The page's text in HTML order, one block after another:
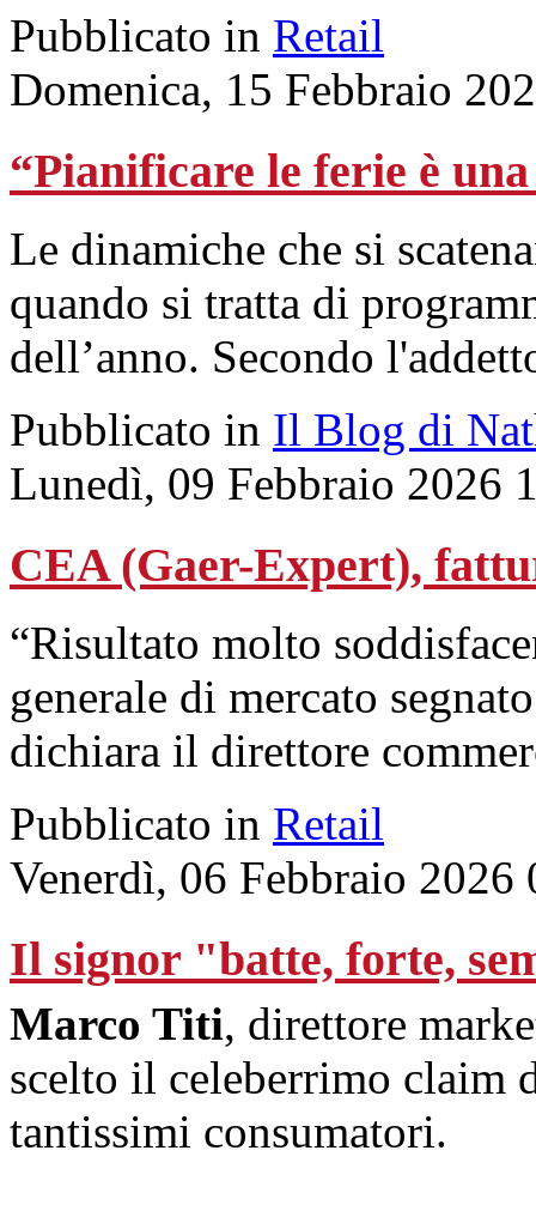
Pubblicato in Retail
Domenica, 15 Febbraio
“Pianificare le ferie è
Le dinamiche che si
quando si tratta di
dell’anno. Secondo
Pubblicato in Il Blog di
Lunedì, 09 Febbraio 2026
CEA (Gaer-Expert),
“Risultato molto
generale di mercato
dichiara il direttore
Pubblicato in Retail
Venerdì, 06 Febbraio 2026
Il signor "batte, forte,
Marco Titi, direttore
scelto il celeberrimo claim
tantissimi consumatori.